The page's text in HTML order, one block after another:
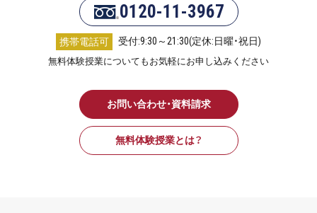
0120-11-3967
携帯電話可 受付:9:30～21:30(定休:日曜・祝日)
無料体験授業についてもお気軽にお申し込みください
お問い合わせ・資料請求
無料体験授業とは？